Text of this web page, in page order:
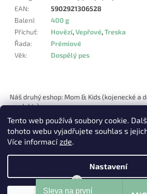
Tento web používá soubory cookie.
tohoto webu vyjadřujete souhlas s
Více informacízde.
Nastavení
EAN:
5902921306528
Balení:
400 g
Příchuť: Hovězí,Vepřové,Treska
Řada:
Prémiové
Věk: Dospělý pes
p
Náš druhý eshop: Mom & Kids (kojenecké a
produkty)
Vytvořil Shoptet
Mohu Vám pomoci?
Sleva na první